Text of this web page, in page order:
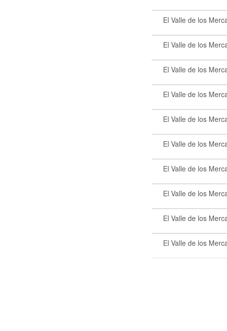
El Valle de los
El Valle de los
El Valle de los
El Valle de los
El Valle de los
El Valle de los
El Valle de los
El Valle de los
El Valle de los
El Valle de los